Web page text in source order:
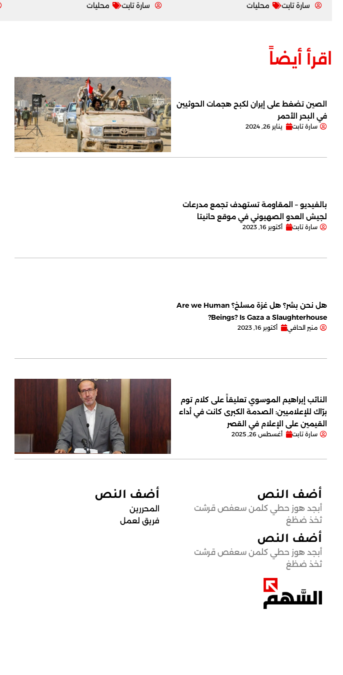
سارة تابت محليات سارة تابت محليات
اقرأ أيضاً
الصين تضغط على إيران لكبح هجمات الحوثيين
في البحر الأحمر
سارة تابت يناير 26, 2024
بالفيديو – المقاومة تستهدف تجمع مدرعات
لجيش العدو الصهيوني في موقع حانيتا
سارة تابت أكتوبر 16, 2023
هل نحن بشر؟ هل غزة مسلخ؟ Are we Human
Beings? Is Gaza a Slaughterhouse?
منير الحافي أكتوبر 16, 2023
النائب إبراهيم الموسوي تعليقاً على كلام توم
برّاك للإعلاميين: الصدمة الكبرى كانت في أداء
القيمين على ‏الإعلام في القصر
سارة تابت أغسطس 26, 2025
أضف النص
أبجد هوز حطي كلمن سعفص قرشت
ثخذ ضظغ
أضف النص
أبجد هوز حطي كلمن سعفص قرشت
ثخذ ضظغ
أضف النص
المحررين
فريق لعمل